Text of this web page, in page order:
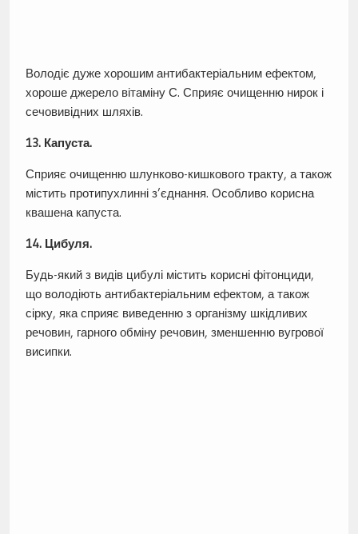
Володіє дуже хорошим антибактеріальним ефектом,
хороше джерело вітаміну С. Сприяє очищенню нирок і
сечовивідних шляхів.
13. Капуста.
Сприяє очищенню шлунково-кишкового тракту, а також
містить протипухлинні з’єднання. Особливо корисна
квашена капуста.
14. Цибуля.
Будь-який з видів цибулі містить корисні фітонциди,
що володіють антибактеріальним ефектом, а також
сірку, яка сприяє виведенню з організму шкідливих
речовин, гарного обміну речовин, зменшенню вугрової
висипки.